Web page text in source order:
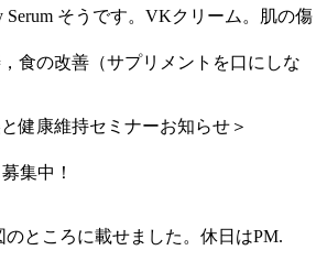
Serum そうです。VKクリーム。肌の傷
食の改善（サプリメントを口にしな
健康維持セミナーお知らせ＞
集中！
ところに載せました。休日はPM.